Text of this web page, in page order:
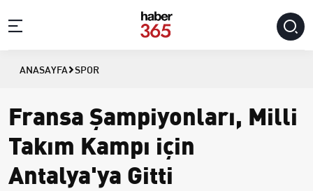
ANASAYFA SPOR
Fransa Şampiyonları, Milli
Takım Kampı için
Antalya'ya Gitti